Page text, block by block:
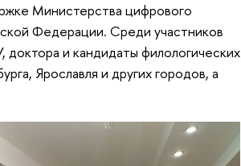
Министерства цифрового
Федерации. Среди участников
и кандидаты филологических
Ярославля и других городов, а